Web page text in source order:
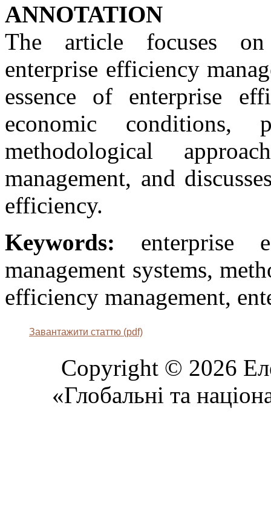
АNNOTATION
The article focuses
enterprise efficiency
essence of enterprise
economic conditions,
methodological
management, and
efficiency.
Keywords: enterprise
management systems,
efficiency management,
Завантажити статтю (pdf)
Copyright © 2026
«Глобальні та